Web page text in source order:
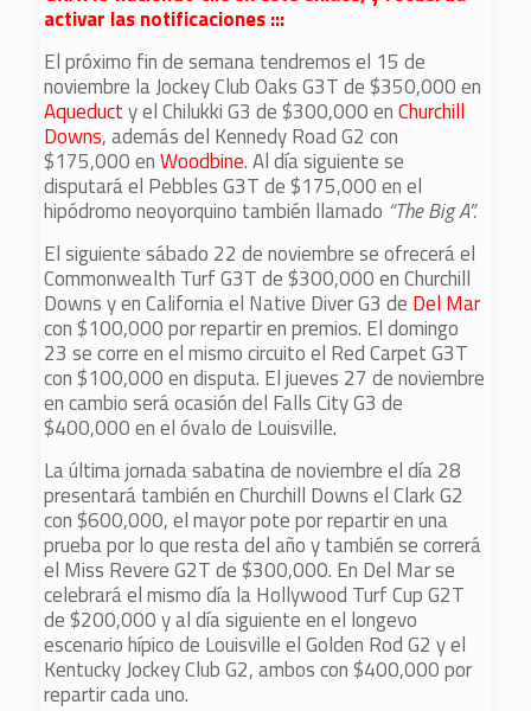
activar las notificaciones :::
El próximo fin de semana tendremos el 15 de
noviembre la Jockey Club Oaks G3T de $350,000 en
Aqueducty el Chilukki G3 de $300,000 enChurchill
Downs, además del Kennedy Road G2 con
$175,000 enWoodbine. Al día siguiente se
disputará el Pebbles G3T de $175,000 en el
hipódromo neoyorquino también llamado “The Big A”.
El siguiente sábado 22 de noviembre se ofrecerá el
Commonwealth Turf G3T de $300,000 en Churchill
Downs y en California el Native Diver G3 de Del Mar
con $100,000 por repartir en premios. El domingo
23 se corre en el mismo circuito el Red Carpet G3T
con $100,000 en disputa. El jueves 27 de noviembre
en cambio será ocasión del Falls City G3 de
$400,000 en el óvalo de Louisville.
La última jornada sabatina de noviembre el día 28
presentará también en Churchill Downs el Clark G2
con $600,000, el mayor pote por repartir en una
prueba por lo que resta del año y también se correrá
el Miss Revere G2T de $300,000. En Del Mar se
celebrará el mismo día la Hollywood Turf Cup G2T
de $200,000 y al día siguiente en el longevo
escenario hípico de Louisville el Golden Rod G2 y el
Kentucky Jockey Club G2, ambos con $400,000 por
repartir cada uno.